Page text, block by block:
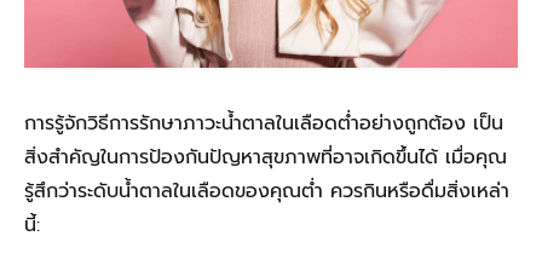
การรู้จักวิธีการรักษาภาวะน้ำตาลในเลือดต่ำอย่างถูกต้อง เป็น
สิ่งสำคัญในการป้องกันปัญหาสุขภาพที่อาจเกิดขึ้นได้ เมื่อคุณ
รู้สึกว่าระดับน้ำตาลในเลือดของคุณต่ำ ควรกินหรือดื่มสิ่งเหล่า
นี้: